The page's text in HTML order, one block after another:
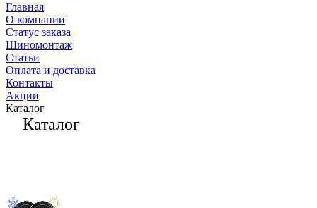
Главная
О компании
Статус заказа
Шиномонтаж
Статьи
Оплата и доставка
Контакты
Акции
Каталог
Каталог